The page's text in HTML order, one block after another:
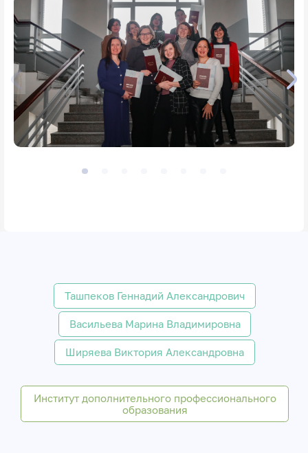
Ташпеков Геннадий Александрович
Васильева Марина Владимировна
Ширяева Виктория Александровна
Институт дополнительного профессионального
образования